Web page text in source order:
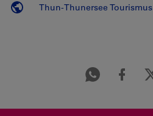
Thun-Thunersee Tourismus